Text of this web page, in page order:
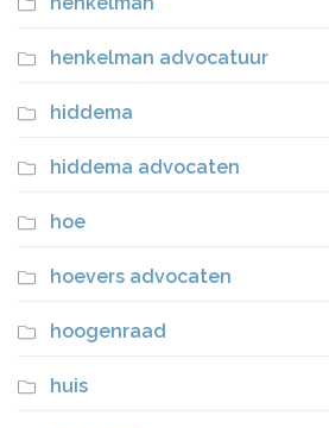
henkelman advocatuur
hiddema
hiddema advocaten
hoe
hoevers advocaten
hoogenraad
huis